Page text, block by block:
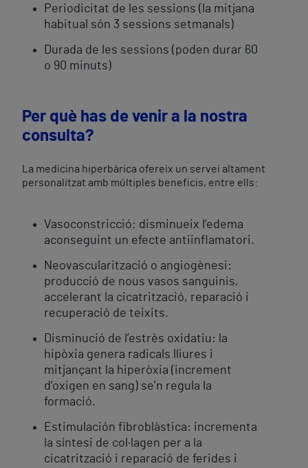
Periodicitat de les sessions (la mitjana
habitual són 3 sessions setmanals)
Durada de les sessions (poden durar 60
o 90 minuts)
Per què has de venir a la nostra
consulta?
La medicina hiperbàrica ofereix un servei altament
personalitzat amb múltiples beneficis, entre ells:
Vasoconstricció: disminueix l’edema
aconseguint un efecte antiinflamatori.
Neovascularització o angiogènesi:
producció de nous vasos sanguinis,
accelerant la cicatrització, reparació i
recuperació de teixits.
Disminució de l’estrès oxidatiu: la
hipòxia genera radicals lliures i
mitjançant la hiperòxia (increment
d’oxigen en sang) se’n regula la
formació.
Estimulación fibroblàstica: incrementa
la síntesi de col·lagen per a la
cicatrització i reparació de ferides i